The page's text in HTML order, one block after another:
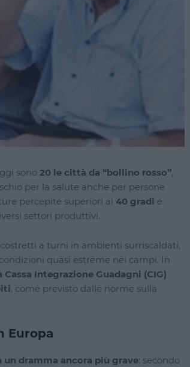
sono 20 le città da “bollino rosso”,
per la salute anche per persone
percepite superiori ai 40 gradi e
settori produttivi.
a turni in ambienti surriscaldati,
quasi estreme nei campi. In
Integrazione Guadagni (CIG)
, come previsto dalle norme sulla
Europa
dramma ancora più grave: secondo